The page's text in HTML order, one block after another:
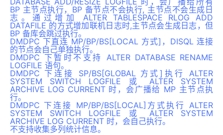
BP 主节点执行，BP 备节点不会执行, 主节点不会生成日
志。通过增加 ALTER TABLESPACE RLOG ADD
DATAFILE 的方式增加联机日志时,主节点会生成日志，但
BP 备库会跳过执行。
DMDPC 下直连 MP/BP/BS[LOCAL 方式]，DISQL 连接
的节点会自己单独执行。
DMDPC 下暂时不支持 ALTER DATABASE RENAME
LOGFILE 语句。
DMDPC 下连接 SP/BS[GLOBAL 方式]执行 ALTER
SYSTEM SWITCH LOGFILE 或 ALTER SYSTEM
ARCHIVE LOG CURRENT 时，会广播给 MP 主节点执
行。
DMDPC 下连接 MP/BP/BS[LOCAL]方式执行 ALTER
SYSTEM SWITCH LOGFILE 或 ALTER SYSTEM
ARCHIVE LOG CURRENT 时，会自己执行。
不支持收集多列统计信息。